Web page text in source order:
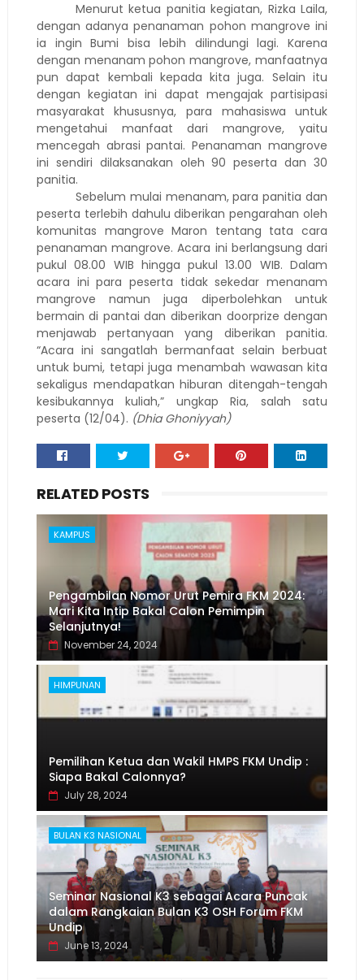
Menurut ketua panitia kegiatan, Rizka Laila,
dengan adanya penanaman pohon mangrove ini
ia ingin Bumi bisa lebih dilindungi lagi. Karena
dengan menanam pohon mangrove, manfaatnya
pun dapat kembali kepada kita juga. Selain itu
dengan kegiatan ini dapat mengajak partisipasi
masyarakat khususnya, para mahasiswa untuk
mengetahui manfaat dari mangrove, yaitu
mencegah abrasi pantai. Penanaman mangrove
ini sendiri dilaksanakan oleh 90 peserta dan 30
panitia.
Sebelum mulai menanam, para panitia dan
peserta terlebih dahulu diberikan pengarahan oleh
komunitas mangrove Maron tentang tata cara
penanaman mangrove. Acara ini berlangsung dari
pukul 08.00 WIB hingga pukul 13.00 WIB. Dalam
acara ini para peserta tidak sekedar menanam
mangrove namun juga diperbolehkan untuk
bermain di pantai dan diberikan doorprize dengan
menjawab pertanyaan yang diberikan panitia.
“Acara ini sangatlah bermanfaat selain berbuat
untuk bumi, tetapi juga menambah wawasan kita
sekaligus mendapatkan hiburan ditengah-tengah
kesibukannya kuliah,” ungkap Ria, salah satu
peserta (12/04). (Dhia Ghoniyyah)
RELATED POSTS
KAMPUS
Pengambilan Nomor Urut Pemira FKM 2024:
Mari Kita Intip Bakal Calon Pemimpin
Selanjutnya!
November 24, 2024
HIMPUNAN
Pemilihan Ketua dan Wakil HMPS FKM Undip :
Siapa Bakal Calonnya?
July 28, 2024
BULAN K3 NASIONAL
Seminar Nasional K3 sebagai Acara Puncak
dalam Rangkaian Bulan K3 OSH Forum FKM
Undip
June 13, 2024